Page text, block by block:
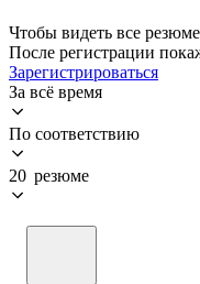
Чтобы видеть все
После регистрации
Зарегистрироваться
За всё время
По соответствию
20 резюме